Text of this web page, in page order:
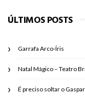
ÚLTIMOS POSTS
Garrafa Arco-Íris
Natal Mágico – Teatro
É preciso soltar o